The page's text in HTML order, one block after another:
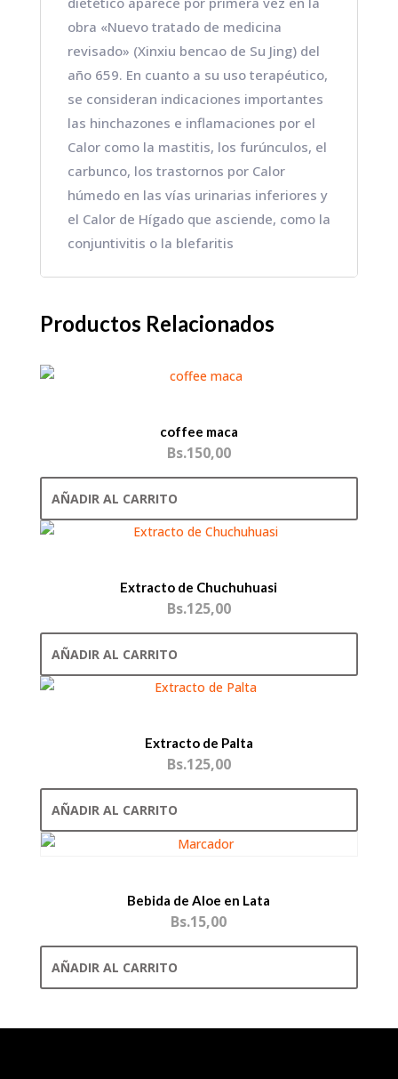
obra «Nuevo tratado de medicina
revisado» (Xinxiu bencao de Su Jing) del
año 659. En cuanto a su uso terapéutico,
se consideran indicaciones importantes
las hinchazones e inflamaciones por el
Calor como la mastitis, los furúnculos, el
carbunco, los trastornos por Calor
húmedo en las vías urinarias inferiores y
el Calor de Hígado que asciende, como la
conjuntivitis o la blefaritis
Productos Relacionados
coffee maca
Bs.150,00
AÑADIR AL CARRITO
Extracto de Chuchuhuasi
Bs.125,00
AÑADIR AL CARRITO
Extracto de Palta
Bs.125,00
AÑADIR AL CARRITO
Bebida de Aloe en Lata
Bs.15,00
AÑADIR AL CARRITO